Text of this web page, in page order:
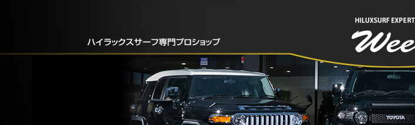
EXPERT SHOP
Weed